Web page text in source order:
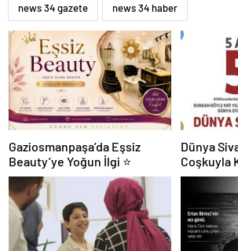
news 34 gazete news 34 haber
Gaziosmanpaşa’da Eşsiz
Beauty’ye Yoğun İlgi ⭐
Dünya
Coşkuyla